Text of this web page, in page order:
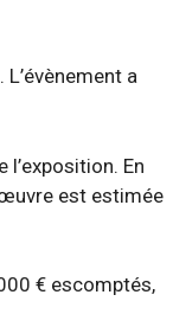
a
En
est estimée
€ escomptés,